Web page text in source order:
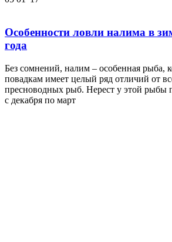
Особенности ловли налима в
года
Без сомнений, налим – особенная рыба,
повадкам имеет целый ряд отличий от
пресноводных рыб. Нерест у этой рыбы
с декабря по март